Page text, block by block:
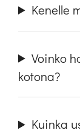
Kenelle
Voinko
kotona?
Kuinka